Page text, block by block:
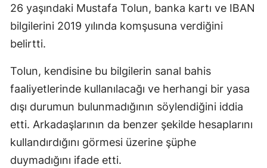
Kırşehir
Kocaeli
Konya
Kütahya
26 yaşındaki Mustafa Tolun, banka kartı ve IBAN
bilgilerini 2019 yılında komşusuna verdiğini
belirtti.
Tolun, kendisine bu bilgilerin sanal bahis
faaliyetlerinde kullanılacağı ve herhangi bir yasa
dışı durumun bulunmadığının söylendiğini iddia
etti. Arkadaşlarının da benzer şekilde hesaplarını
kullandırdığını görmesi üzerine şüphe
duymadığını ifade etti.